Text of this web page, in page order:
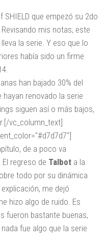
SHIELD que empezó su 2do
mis notas, este
la serie. Y eso que lo
había sido un firme
han bajado 30% del
renovado la serie
siguen así o más bajos,
vc_column_text]
de a poco va
regreso de Talbot a la
todo por su dinámica
explicación, me dejó
hizo algo de ruido. Es
fueron bastante buenas,
fue algo que la serie